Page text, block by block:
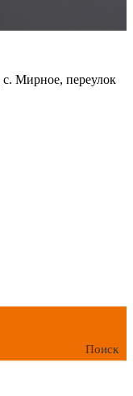
Мирное, переулок
Поиск